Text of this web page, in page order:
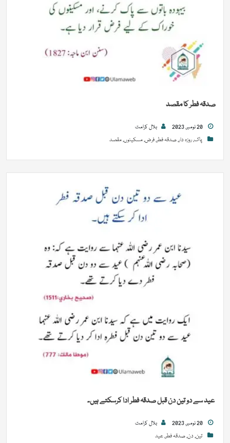
صدقہ فطر کا مقصد
بلال کرامت
پاک,روزہ دار,صدقہ فطر,فرض,مسکینوں,مقصد
عید سے دو تین دن قبل صدقہ فطر ادا کرسکتے ہیں۔
بلال کرامت
تین,دن,صدقہ فطر,عید